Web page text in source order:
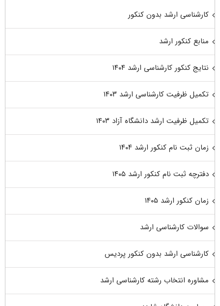
کارشناسی ارشد بدون کنکور
منابع کنکور ارشد
نتایج کنکور کارشناسی ارشد ۱۴۰۴
تکمیل ظرفیت کارشناسی ارشد ۱۴۰۳
تکمیل ظرفیت ارشد دانشگاه آزاد ۱۴۰۳
زمان ثبت نام کنکور ارشد ۱۴۰۴
دفترچه ثبت نام کنکور ارشد ۱۴۰۵
زمان کنکور ارشد ۱۴۰۵
سوالات کارشناسی ارشد
کارشناسی ارشد بدون کنکور پردیس
مشاوره انتخاب رشته کارشناسی ارشد